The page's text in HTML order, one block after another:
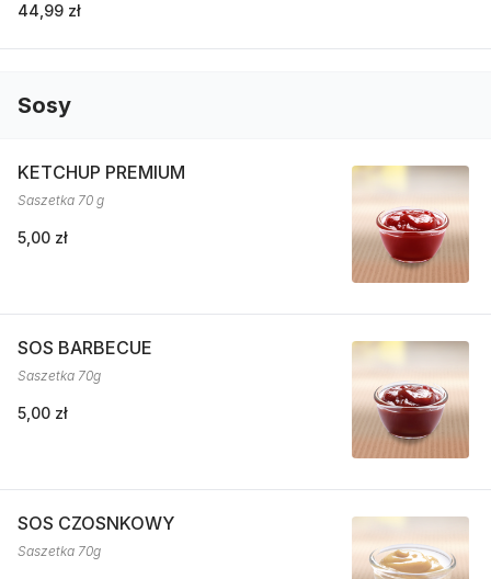
44,99 zł
Sosy
KETCHUP PREMIUM
Saszetka 70 g
5,00 zł
SOS BARBECUE
Saszetka 70g
5,00 zł
SOS CZOSNKOWY
Saszetka 70g